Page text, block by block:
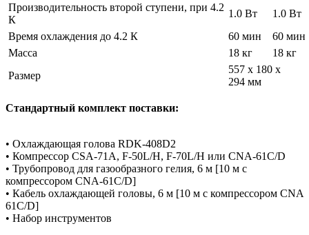
Производительность второй ступени, при 4.2
К
1.0 Вт
1.0 Вт
Время охлаждения до 4.2 К
60 мин
60 мин
Масса
18 кг
18 кг
Размер
557 x 180 x
294 мм
Стандартный комплект поставки:
• Охлаждающая голова RDK-408D2
• Компрессор CSA-71A, F-50L/H, F-70L/H или CNA-61C/D
• Трубопровод для газообразного гелия, 6 м [10 м с
компрессором CNA-61C/D]
• Кабель охлаждающей головы, 6 м [10 м с компрессором CNA
61C/D]
• Набор инструментов